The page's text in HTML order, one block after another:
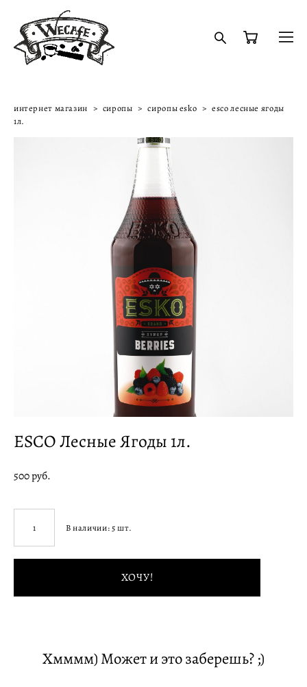
интернет магазин > сиропы > сиропы esko > esco лесные ягоды
1л.
ESCO Лесные Ягоды 1л.
500 pуб.
В наличии: 5шт.
ХОЧУ!
Хмммм) Может и это заберешь? ;)